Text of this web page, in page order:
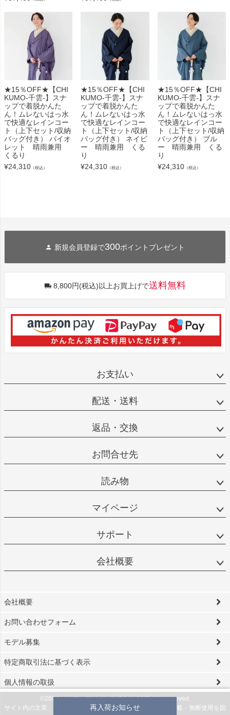
再入荷お知らせ
★15％OFF★【CHI
KUMO-千雲-】スナ
ップで着脱かんた
ん！ムレないはっ水
で快適なレインコー
ト（上下セット/収納
バッグ付き） バイオ
レット 晴雨兼用
くるり
¥24,310 （税込）
★15％OFF★【CHI
KUMO-千雲-】スナ
ップで着脱かんた
ん！ムレないはっ水
で快適なレインコー
ト（上下セット/収納
バッグ付き） ネイビ
ー 晴雨兼用 くる
り
¥24,310 （税込）
★15％OFF★【CHI
KUMO-千雲-】スナ
ップで着脱かんた
ん！ムレないはっ水
で快適なレインコー
ト（上下セット/収納
バッグ付き） ブル
ー 晴雨兼用 くる
り
¥24,310（税込）
新規会員登録で300ポイントプレゼント
8,800円(税込)以上お買上げで送料無料
お支払い
配送・送料
返品・交換
お問合せ先
読み物
マイページ
サポート
会社概要
会社概要
お問い合わせフォーム
モデル募集
特定商取引法に基づく表示
個人情報の取扱
©2024 ビソワ・デザイン株式会社 All Rights reserved.
サイト内の文章、画像などの著作物は当社に属します。無断転載・無断使用を固